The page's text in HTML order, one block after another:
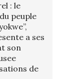
: le
peuple
a ses
son
de